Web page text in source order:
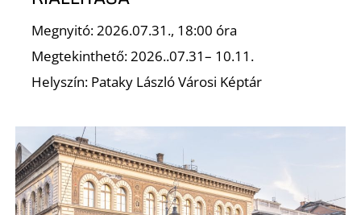
Megnyitó: 2026.07.31., 18:00 óra
Megtekinthető: 2026..07.31– 10.11.
Helyszín: Pataky László Városi Képtár